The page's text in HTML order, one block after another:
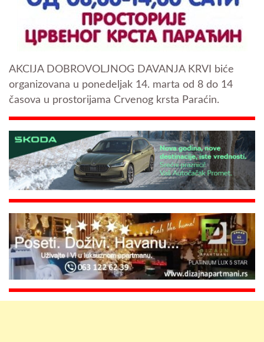
AKCIJA DOBROVOLJNOG DAVANJA KRVI biće
organizovana u ponedeljak 14. marta od 8 do 14
časova u prostorijama Crvenog krsta Paraćin.